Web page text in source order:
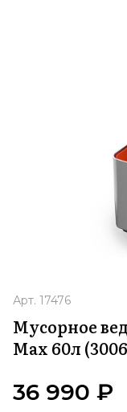
Арт. 17476
Мусорное
Max 60л
36 990 ₽